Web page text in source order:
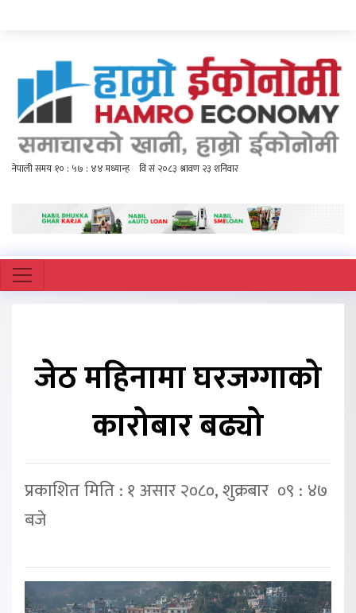
जेठ महिनामा घरजग्गाको
कारोबार बढ्यो
प्रकाशित मिति : १ असार २०८०, शुक्रबार ०९ : ४७
बजे